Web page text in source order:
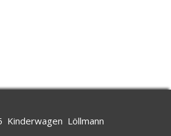
Kinderwagen Löllmann